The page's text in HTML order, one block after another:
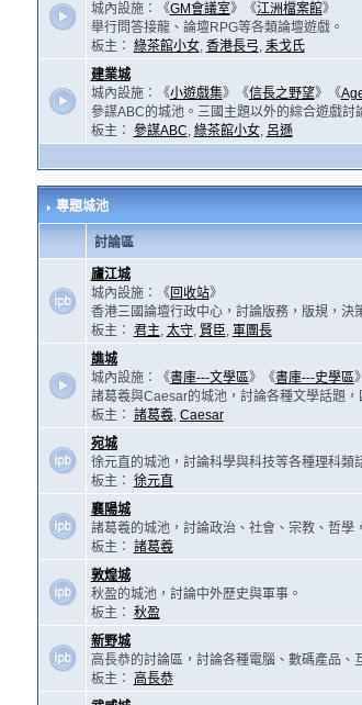
城內設施：《GM會議室》《江洲檔案館》
舉行問答接龍、論壇RPG等各類論壇遊戲。
板主： 綠茶館小女, 香港長弓, 耒戈氏
建業城
城內設施：《小遊戲集》《信長之野望》《
參謀ABC的城池。三國主題以外的綜合遊戲討
板主： 參謀ABC, 綠茶館小女, 呂遜
專題城池
討論區
廬江城
城內設施：《回收站》
香港三國論壇行政中心，討論版務，版規，決
板主： 君主, 太守, 賢臣, 軍團長
譙城
城內設施：《書庫---文學區》《書庫---史學區》
諸葛羲與Caesar的城池，討論各種文學話題
板主： 諸葛羲, Caesar
宛城
徐元直的城池，討論科學與科技等各種理科類
板主： 徐元直
襄陽城
諸葛羲的城池，討論政治、社會、宗教、哲學
板主： 諸葛羲
敦煌城
秋盈的城池，討論中外歷史與軍事。
板主： 秋盈
新野城
高長恭的討論區，討論各種電腦、數碼產品、
板主：
高長恭